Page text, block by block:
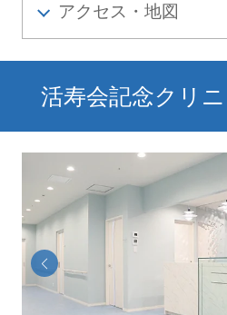
アクセス・地図
活寿会記念クリ